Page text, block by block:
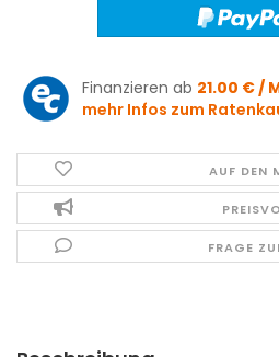
Finanzieren ab 21.00 € /
mehr Infos zum
AUF DEN
FRAGE